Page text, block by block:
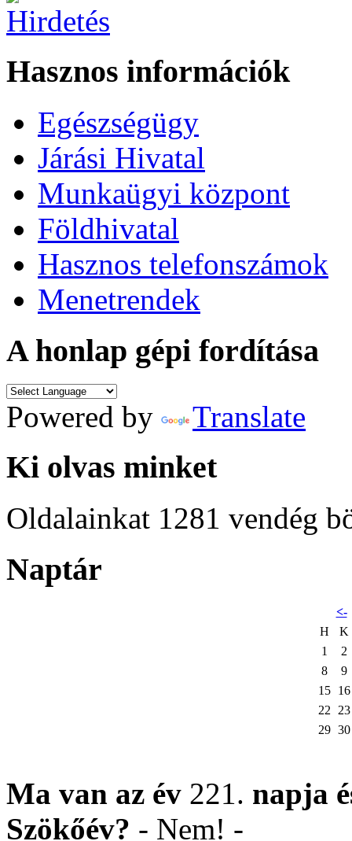
Hasznos információk
Egészségügy
Járási Hivatal
Munkaügyi központ
Földhivatal
Hasznos telefonszámok
Menetrendek
A honlap gépi fordítása
Powered by Translate
Ki olvas minket
Oldalainkat 1281 vendég
Naptár
<-
H
K
1
2
8
9
15 16
22
23
29 30
Ma van az év 221. napja
Szökőév? - Nem! -